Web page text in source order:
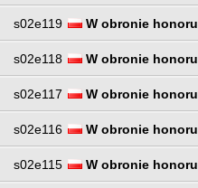
s02e119 W obronie honoru
s02e118 W obronie honoru
s02e117 W obronie honoru
s02e116 W obronie honoru
s02e115 W obronie honoru